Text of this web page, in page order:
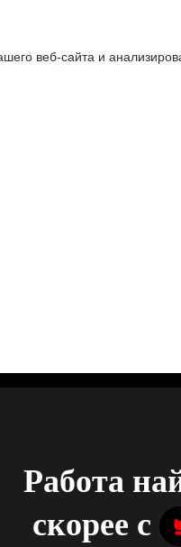
веб-сайта и
Работа
скорее c